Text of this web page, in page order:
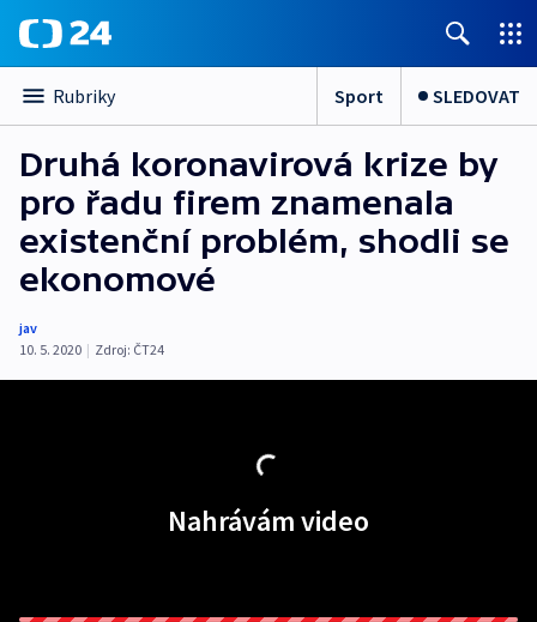
Rubriky Sport SLEDOVAT
Druhá koronavirová krize by
pro řadu firem znamenala
existenční problém, shodli se
ekonomové
jav
10. 5. 2020 | Zdroj: ČT24
Nahrávám video